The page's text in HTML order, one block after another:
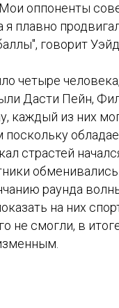
оппоненты
я плавно
говорит Уэйд.
четыре
Дасти Пейн,
каждый из них
поскольку
страстей
раунда
на них
не смогли, в